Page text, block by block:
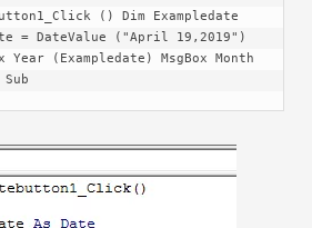
() Dim Exampledate
= DateValue ("April 19,2019")
Year (Exampledate) MsgBox Month